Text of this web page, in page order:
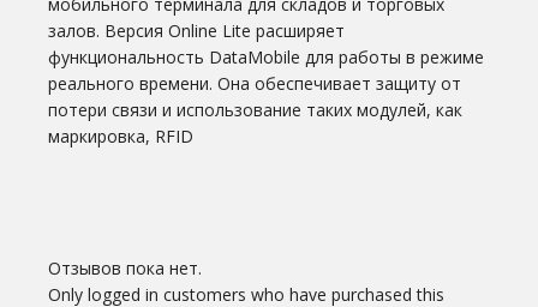
залов. Версия Online Lite расширяет
функциональность DataMobile для работы в режиме
реального времени. Она обеспечивает защиту от
потери связи и использование таких модулей, как
маркировка, RFID
Отзывов пока нет.
Only logged in customers who have purchased this